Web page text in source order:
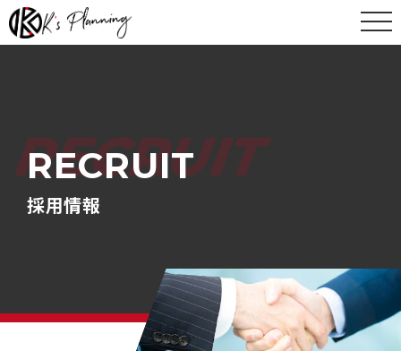
RECRUIT
RECRUIT
採用情報